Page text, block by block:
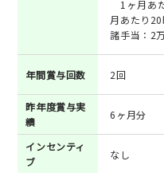
1ヶ月あ
月あたり20
諸手当：2
年間賞与回数 2回
昨年度賞与実
績
6ヶ月分
インセンティ
ブ
なし